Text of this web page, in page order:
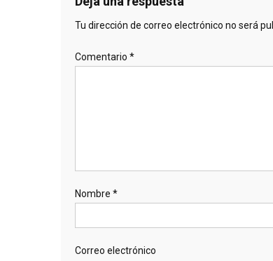
Tu dirección de correo electrónico no será
Comentario *
Nombre *
Correo electrónico